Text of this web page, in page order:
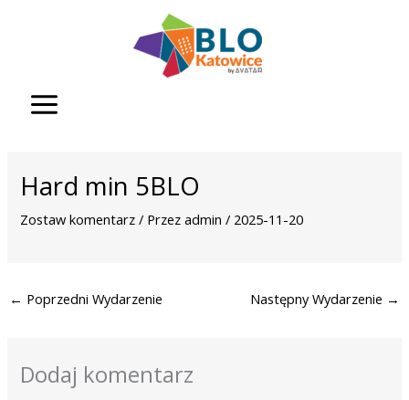
Hard min 5BLO
Zostaw komentarz / Przezadmin/ 2025-11-20
← Poprzedni Wydarzenie Następny Wydarzenie →
Dodaj komentarz